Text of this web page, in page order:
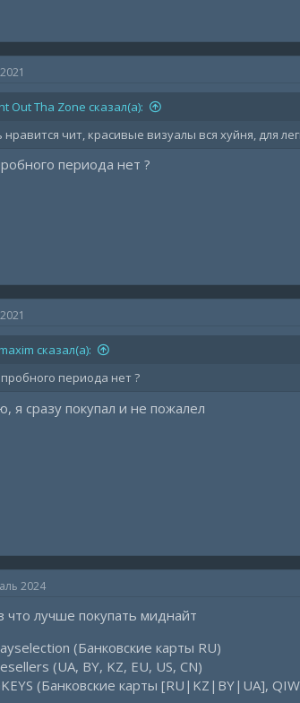
Out Tha Zone сказал(а):
нравится чит, красивые визуалы вся хуйня, для
периода нет ?
сказал(а):
периода нет ?
я сразу покупал и не пожалел
2024
что лучше покупать миднайт
(Банковские карты RU)
(UA, BY, KZ, EU, US, CN)
(Банковские карты [RU|KZ|BY|UA],